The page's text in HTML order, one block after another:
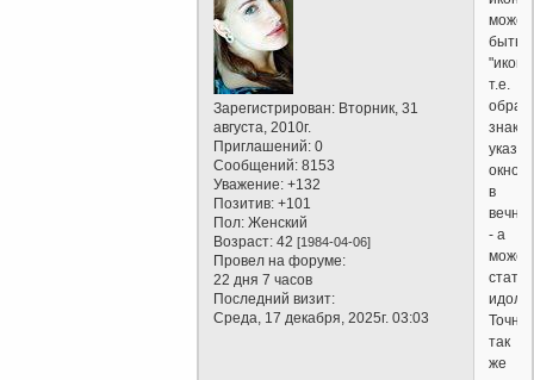
Зарегистрирован: Вторник, 31
августа, 2010г.
Приглашений: 0
Сообщений: 8153
Уважение: +132
Позитив: +101
Пол: Женский
Возраст: 42[1984-04-06]
Провел на форуме:
22 дня 7 часов
Последний визит:
Среда, 17 декабря, 2025г. 03:03
может
быть
т.е.
окном
в
- а
может
стать
Точно
так
же